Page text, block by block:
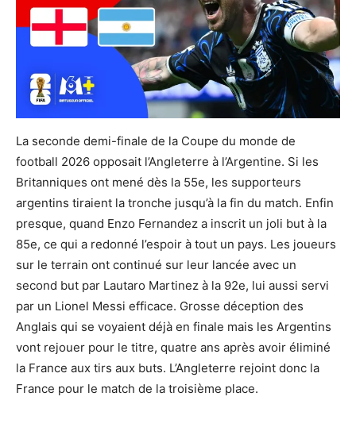
La seconde demi-finale de la Coupe du monde de
football 2026 opposait l’Angleterre à l’Argentine. Si les
Britanniques ont mené dès la 55e, les supporteurs
argentins tiraient la tronche jusqu’à la fin du match. Enfin
presque, quand Enzo Fernandez a inscrit un joli but à la
85e, ce qui a redonné l’espoir à tout un pays. Les joueurs
sur le terrain ont continué sur leur lancée avec un
second but par Lautaro Martinez à la 92e, lui aussi servi
par un Lionel Messi efficace. Grosse déception des
Anglais qui se voyaient déjà en finale mais les Argentins
vont rejouer pour le titre, quatre ans après avoir éliminé
la France aux tirs aux buts. L’Angleterre rejoint donc la
France pour le match de la troisième place.